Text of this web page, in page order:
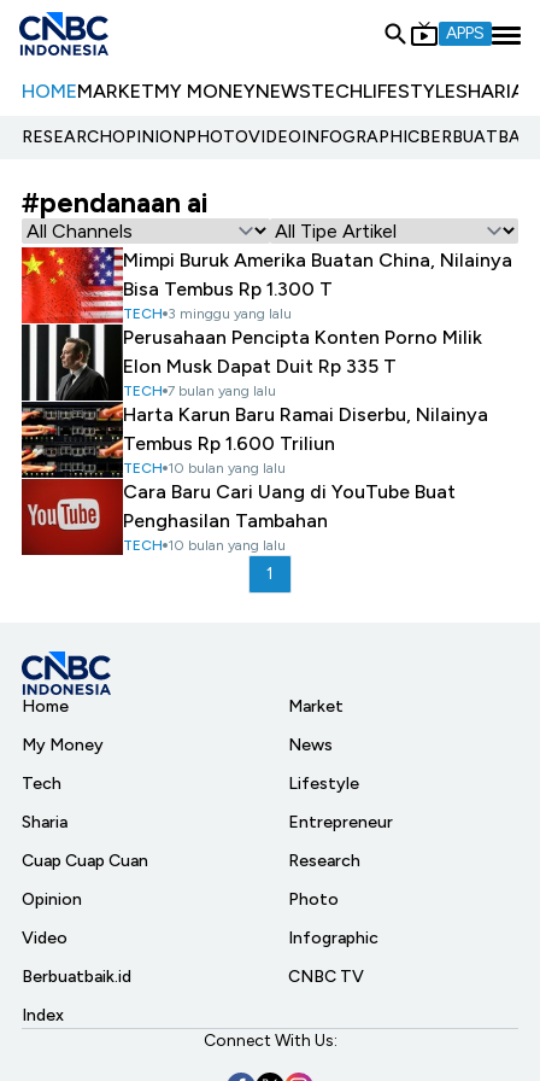
APPS
HOMEMARKETMY MONEYNEWSTECHLIFESTYLESHARIA
RESEARCHOPINIONPHOTOVIDEOINFOGRAPHIC
#pendanaan ai
Mimpi Buruk Amerika Buatan China, Nilainya
Bisa Tembus Rp 1.300 T
TECH 3 minggu yang lalu
Perusahaan Pencipta Konten Porno Milik
Elon Musk Dapat Duit Rp 335 T
TECH 7 bulan yang lalu
Harta Karun Baru Ramai Diserbu, Nilainya
Tembus Rp 1.600 Triliun
TECH 10 bulan yang lalu
Cara Baru Cari Uang di YouTube Buat
Penghasilan Tambahan
TECH 10 bulan yang lalu
1
Home
My Money
Tech
Sharia
Cuap Cuap Cuan
Opinion
Video
Berbuatbaik.id
Index
Market
News
Lifestyle
Entrepreneur
Research
Photo
Infographic
CNBC TV
Connect With Us: